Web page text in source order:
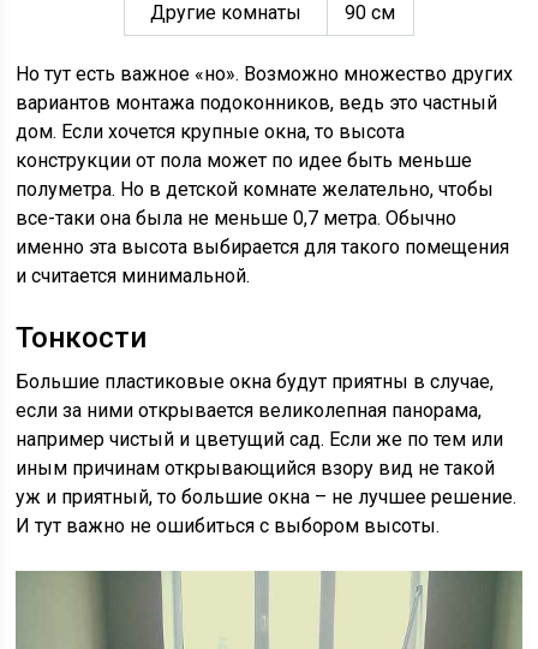
Другие комнаты
90 см
Но тут есть важное «но». Возможно множество других
вариантов монтажа подоконников, ведь это частный
дом. Если хочется крупные окна, то высота
конструкции от пола может по идее быть меньше
полуметра. Но в детской комнате желательно, чтобы
все-таки она была не меньше 0,7 метра. Обычно
именно эта высота выбирается для такого помещения
и считается минимальной.
Тонкости
Большие пластиковые окна будут приятны в случае,
если за ними открывается великолепная панорама,
например чистый и цветущий сад. Если же по тем или
иным причинам открывающийся взору вид не такой
уж и приятный, то большие окна – не лучшее решение.
И тут важно не ошибиться с выбором высоты.